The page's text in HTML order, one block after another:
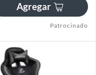
Agregar
Patrocinado